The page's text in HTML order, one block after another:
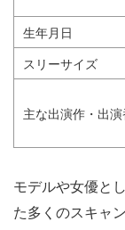
生年月日
スリーサイズ
主な出演作・出演
モデルや女優と
た多くのスキャ